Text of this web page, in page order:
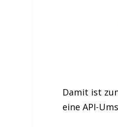
Damit ist
eine API-